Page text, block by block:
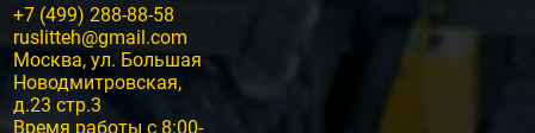
+7 (499) 288-88-58
ruslitteh@gmail.com
Москва, ул. Большая
Новодмитровская,
д.23 стр.3
Время работы с 8:00-